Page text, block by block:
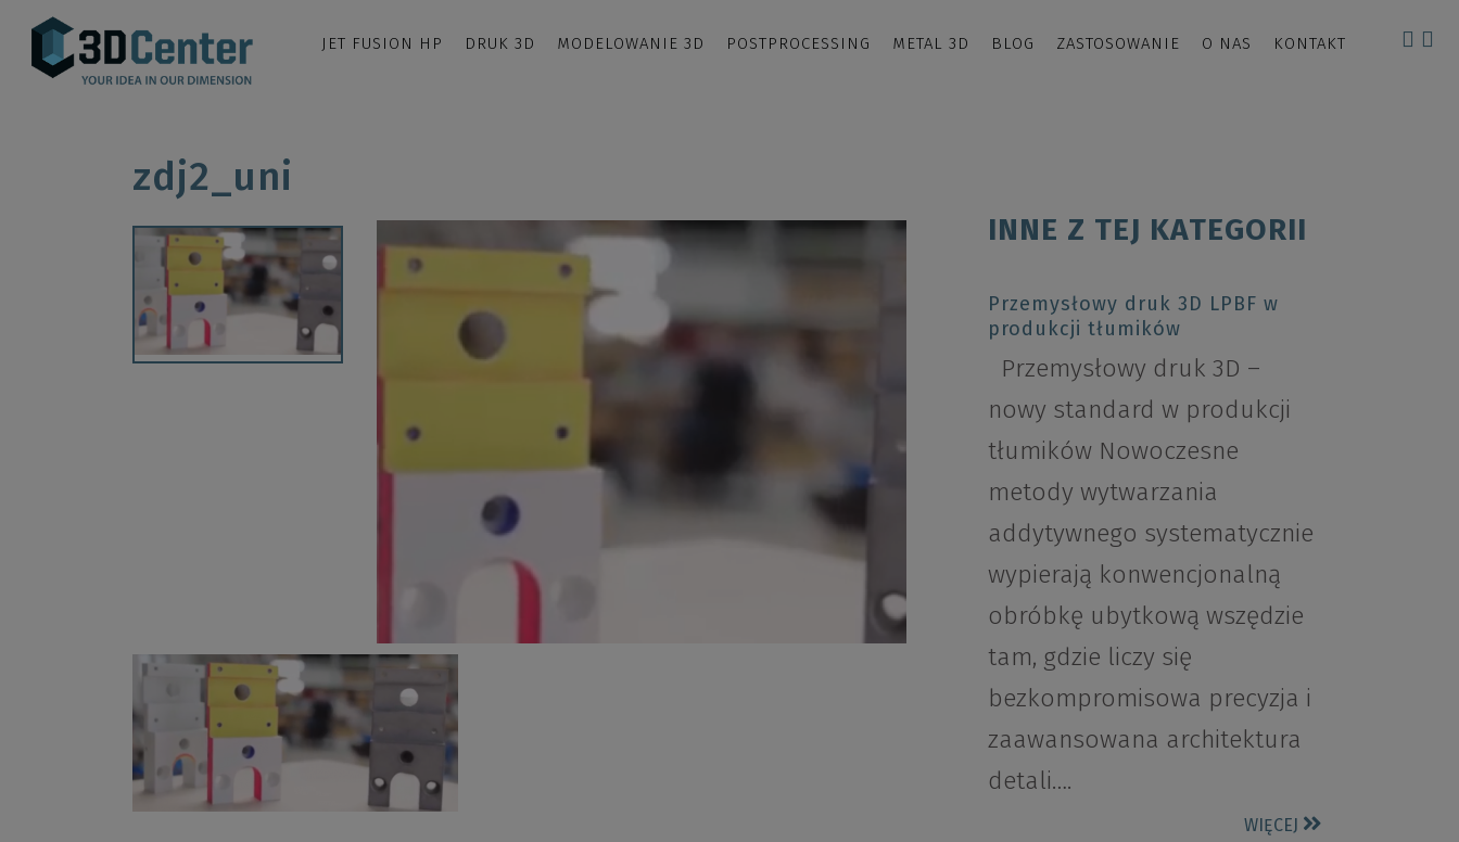
JET FUSION HP DRUK 3D MODELOWANIE 3D POSTPROCESSING METAL 3D BLOG ZASTOSOWANIE O NAS KONTAKT
zdj2_uni
INNE Z TEJ KATEGORII
Przemysłowy druk 3D LPBF w
produkcji tłumików
Przemysłowy druk 3D –
nowy standard w produkcji
tłumików Nowoczesne
metody wytwarzania
addytywnego systematycznie
wypierają konwencjonalną
obróbkę ubytkową wszędzie
tam, gdzie liczy się
bezkompromisowa precyzja i
zaawansowana architektura
detali….
WIĘCEJ